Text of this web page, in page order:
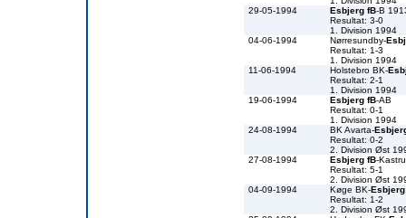
29-05-1994
Esbjerg fB-B
Resultat: 3-0
1. Division 1994
04-06-1994
Nørresundby-
Resultat: 1-3
1. Division 1994
11-06-1994
Holstebro BK-
Resultat: 2-1
1. Division 1994
19-06-1994
Esbjerg fB-AB
Resultat: 0-1
1. Division 1994
24-08-1994
BK Avarta-
Resultat: 0-2
2. Division Øst
27-08-1994
Esbjerg fB-
Resultat: 5-1
2. Division Øst
04-09-1994
Køge BK-
Resultat: 1-2
2. Division Øst